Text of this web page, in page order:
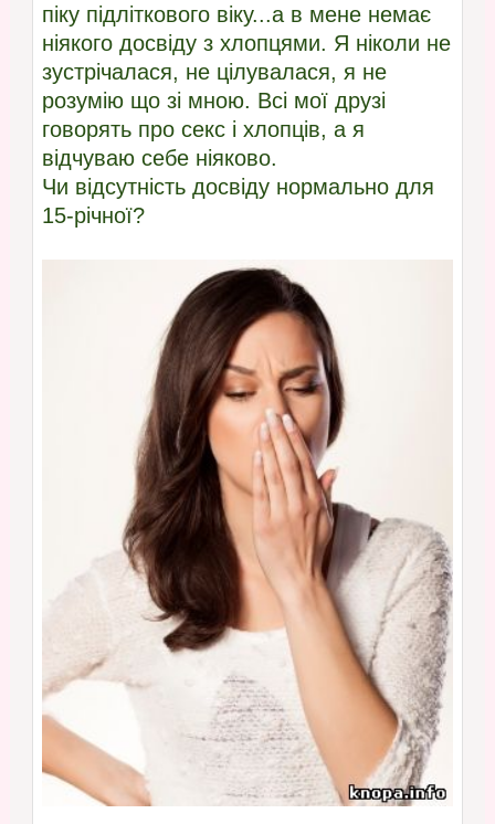
піку підліткового віку...а в мене немає
ніякого досвіду з хлопцями. Я ніколи не
зустрічалася, не цілувалася, я не
розумію що зі мною. Всі мої друзі
говорять про секс і хлопців, а я
відчуваю себе ніяково.
Чи відсутність досвіду нормально для
15-річної?